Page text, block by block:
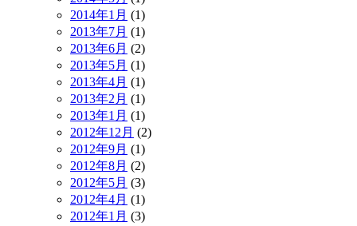
2014年1月 (1)
2013年7月 (1)
2013年6月 (2)
2013年5月 (1)
2013年4月 (1)
2013年2月 (1)
2013年1月 (1)
2012年12月 (2)
2012年9月 (1)
2012年8月 (2)
2012年5月 (3)
2012年4月 (1)
2012年1月 (3)